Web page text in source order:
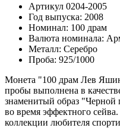
Артикул 0204-2005
Год выпуска: 2008
Номинал: 100 драм
Валюта номинала:
Металл: Серебро
Проба: 925/1000
Монета "100 драм Лев
пробы выполнена в
знаменитый образ "Черной
во время эффектного
коллекции любителя